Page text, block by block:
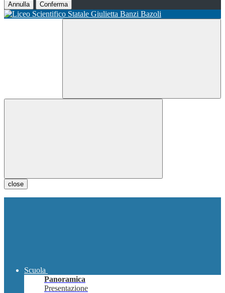
Annulla Conferma
close
Scuola
Panoramica
Presentazione